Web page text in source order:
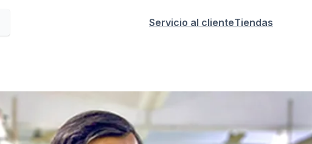
Servicio al clienteTiendas